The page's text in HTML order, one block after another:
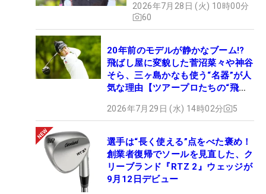
2026年7月28日 (火) 10時00分
60
20年前のモデルが静かなブーム!?
飛ばし屋に変貌した菅沼菜々や神谷
そら、三ヶ島かなも使う“名器”が人
気な理由【ツアープロたちの“飛ば
2026年7月29日 (水) 14時02分 5
選手は“長く使える”点をべた褒め！
創業者復帰でソールを見直した、ク
リーブランド『RTZ 2』ウェッジが
9月12日デビュー